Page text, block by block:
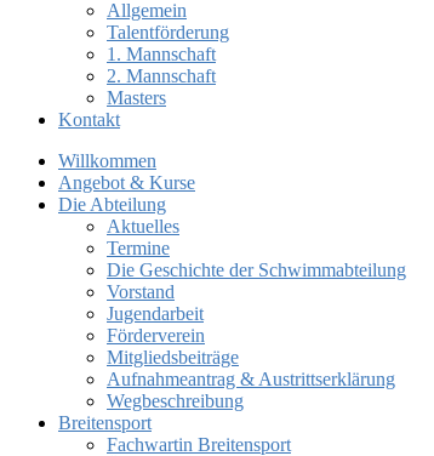
Allgemein
Talentförderung
1. Mannschaft
2. Mannschaft
Masters
Kontakt
Willkommen
Angebot & Kurse
Die Abteilung
Aktuelles
Termine
Die Geschichte der Schwimmabteilung
Vorstand
Jugendarbeit
Förderverein
Mitgliedsbeiträge
Aufnahmeantrag & Austrittserklärung
Wegbeschreibung
Breitensport
Fachwartin Breitensport